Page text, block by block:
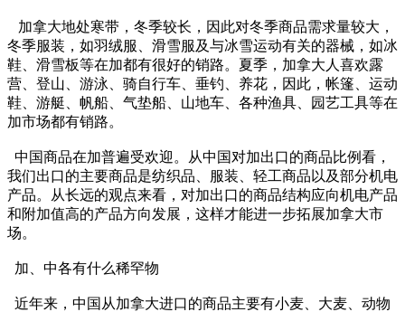
加拿大地处寒带，冬季较长，因此对冬季商品需求量较大，
冬季服装，如羽绒服、滑雪服及与冰雪运动有关的器械，如冰
鞋、滑雪板等在加都有很好的销路。夏季，加拿大人喜欢露
营、登山、游泳、骑自行车、垂钓、养花，因此，帐篷、运动
鞋、游艇、帆船、气垫船、山地车、各种渔具、园艺工具等在
加市场都有销路。
中国商品在加普遍受欢迎。从中国对加出口的商品比例看，
我们出口的主要商品是纺织品、服装、轻工商品以及部分机电
产品。从长远的观点来看，对加出口的商品结构应向机电产品
和附加值高的产品方向发展，这样才能进一步拓展加拿大市
场。
加、中各有什么稀罕物
近年来，中国从加拿大进口的商品主要有小麦、大麦、动物